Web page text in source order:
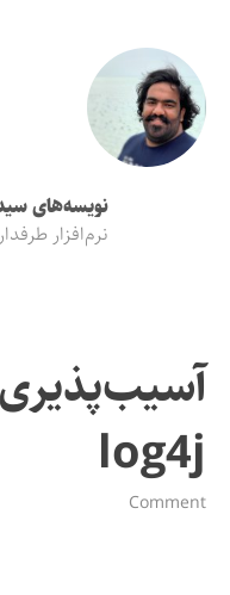
نویسه‌های
نرم‌افزار
log4j
Comment